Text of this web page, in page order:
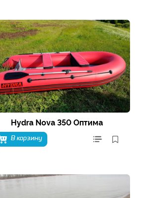
Hydra Nova 350 Оптима
В корзину